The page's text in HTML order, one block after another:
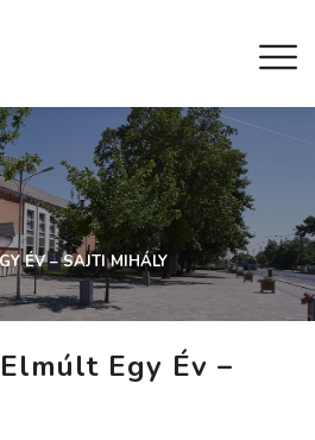
ÉV – SAJTI MIHÁLY
Egy Év –